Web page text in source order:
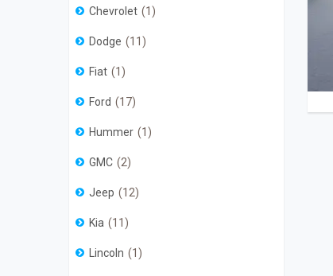
Chevrolet 1
Dodge 11
Fiat 1
Ford 17
Hummer 1
GMC 2
Jeep 12
Kia 11
Lincoln 1